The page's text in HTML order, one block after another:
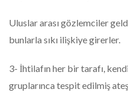
Uluslar arası gözlemciler
bunlarla sıkı ilişkiye girerler.
3- İhtilafın her bir tarafı,
gruplarınca tespit edilmiş